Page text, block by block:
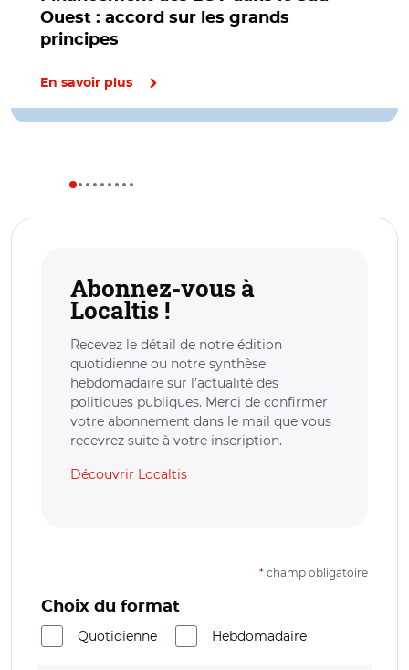
Ouest : accord sur les grands
principes
En savoir plus
Abonnez-vous à
Localtis !
Recevez le détail de notre édition
quotidienne ou notre synthèse
hebdomadaire sur l’actualité des
politiques publiques. Merci de confirmer
votre abonnement dans le mail que vous
recevrez suite à votre inscription.
Découvrir Localtis
* champ obligatoire
Choix du format
Quotidienne
Hebdomadaire